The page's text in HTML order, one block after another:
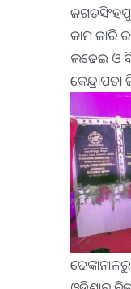
କାମ ଜାରି
ଲଢେଇ ଓ